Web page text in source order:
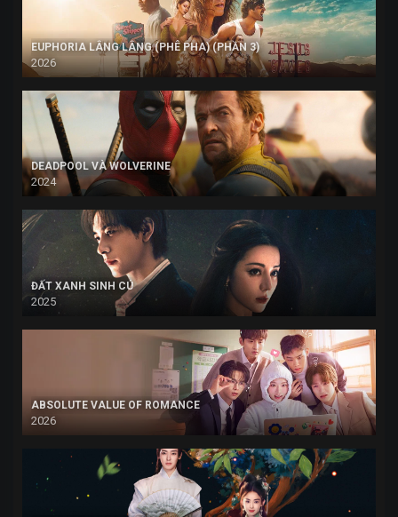
EUPHORIA LÂNG LÂNG (PHÊ PHA) (PHẦN 3)
2026
DEADPOOL VÀ WOLVERINE
2024
ĐẤT XANH SINH CÚ
2025
ABSOLUTE VALUE OF ROMANCE
2026